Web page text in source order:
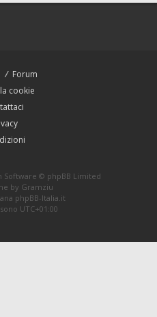
Forum
cookie
Software © phpBB Limited
by Gramziu
phpBB-Italia.it
UTC+01:00